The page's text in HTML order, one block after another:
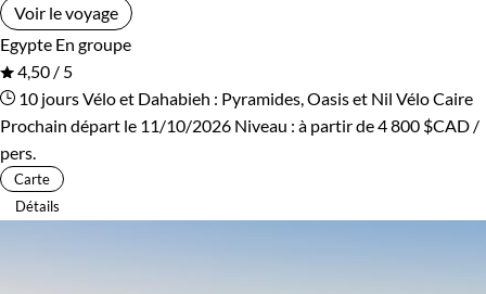
Voir le voyage
Egypte En groupe
4,50 / 5
10 joursVélo et Dahabieh : Pyramides, Oasis et Nil Vélo Caire
Prochain départ le 11/10/2026 Niveau : à partir de4 800 $CAD /
pers.
Carte
Détails